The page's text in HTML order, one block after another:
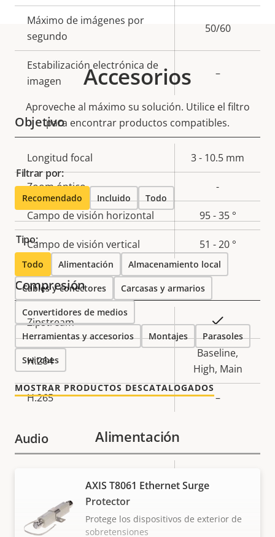
de
propiedad
la
propiedad
Máximo de imágenes por
segundo
50/60
Estabilización electrónica de
imagen
–
Objetivo
Descripción
de
propiedad
la
propiedad
Longitud focal 3 - 10.5 mm
Zoom óptico -
Campo de visión horizontal 95 - 35 °
Campo de visión vertical 51 - 20 °
Compresión
Descripción
de
propiedad
Valor de
la
Zipstream Sí
H.264
Baseline,
High, Main
H.265 –
Audio
propiedad
la
propiedad
Accesorios
Aproveche al máximo su solución. Utilice el filtro
para encontrar productos compatibles.
Filtrar por:
Recomendado Incluido Todo
Tipo:
Todo Alimentación Almacenamiento local
Cables y conectores Carcasas y armarios
Convertidores de medios
Herramientas y accesorios Montajes Parasoles
Switches
MOSTRAR PRODUCTOS DESCATALOGADOS
Alimentación
AXIS T8061 Ethernet Surge
Protector
Protege los dispositivos de exterior de
sobretensiones